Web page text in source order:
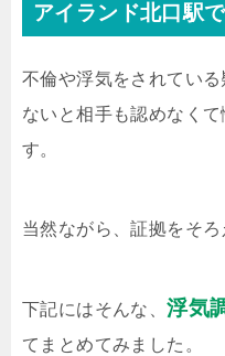
アイランド北口駅
不倫や浮気をされてい
ないと相手も認めなく
す。
当然ながら、証拠をそろ
下記にはそんな、浮気
てまとめてみました。